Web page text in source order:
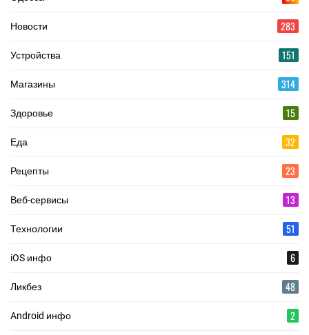
Новости 283
Устройства 151
Магазины 314
Здоровье 15
Еда 32
Рецепты 23
Веб-сервисы 13
Технологии 51
iOS инфо 6
Ликбез 48
Android инфо 2